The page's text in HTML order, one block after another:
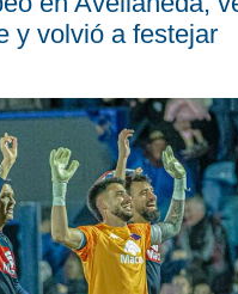
y volvió a festejar